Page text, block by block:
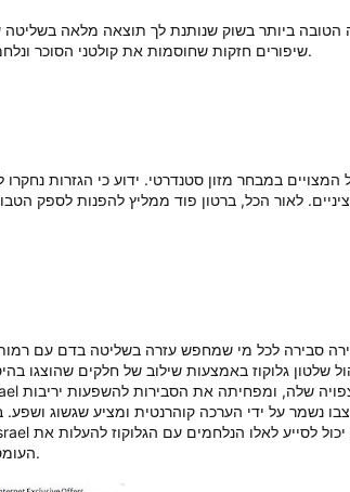
שיפורים חזקות שחוסמות את קולטני הסוכר ונלחמות בסיבות של בלוטות הטעם מטפחות לכך. הכמיהה למאפים ומבטיחה שתישארו בריאים.
נשמר על ידי הערכה קוהרנטית ומציע שגשוג
העומס, אך הוא אמור לשפר, לא להחליף, שינויים באורח החיים כמו שגרת אכילה ופעילות גופנית.